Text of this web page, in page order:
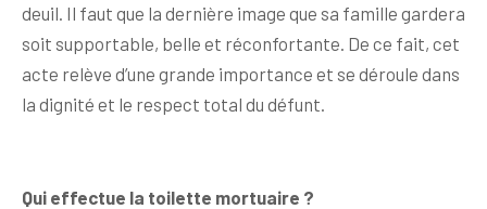
deuil. Il faut que la dernière image que sa famille gardera
soit supportable, belle et réconfortante. De ce fait, cet
acte relève d’une grande importance et se déroule dans
la dignité et le respect total du défunt.
Qui effectue la toilette mortuaire ?